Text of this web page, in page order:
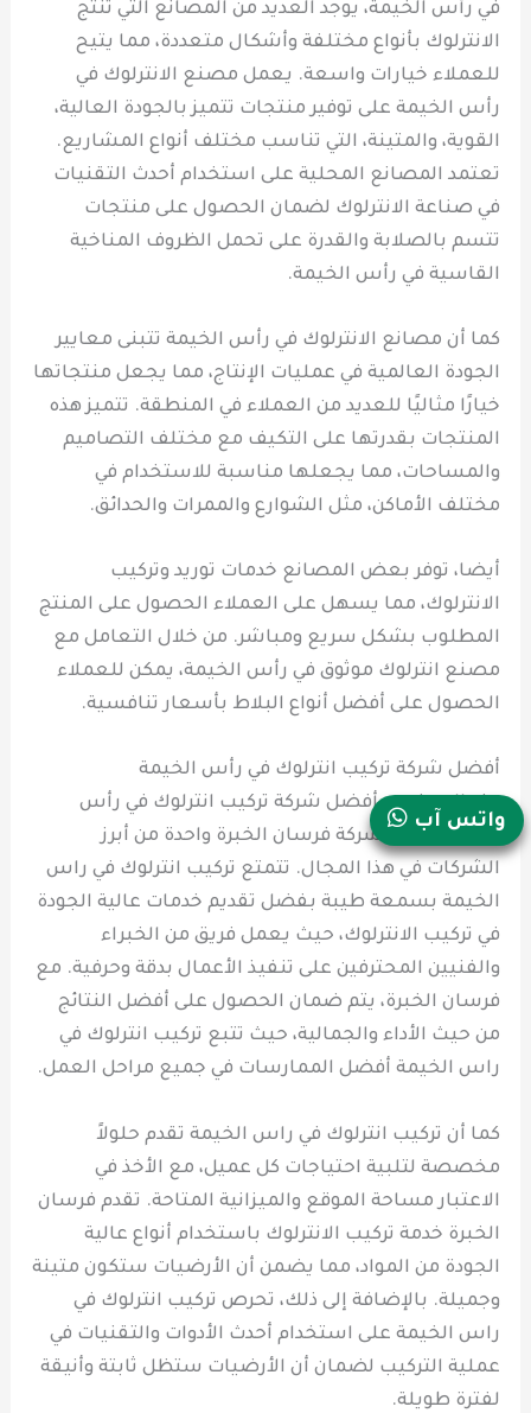
في رأس الخيمة، يوجد العديد من المصانع التي تنتج
الانترلوك بأنواع مختلفة وأشكال متعددة، مما يتيح
للعملاء خيارات واسعة. يعمل مصنع الانترلوك في
رأس الخيمة على توفير منتجات تتميز بالجودة العالية،
القوية، والمتينة، التي تناسب مختلف أنواع المشاريع.
تعتمد المصانع المحلية على استخدام أحدث التقنيات
في صناعة الانترلوك لضمان الحصول على منتجات
تتسم بالصلابة والقدرة على تحمل الظروف المناخية
القاسية في رأس الخيمة.
كما أن مصانع الانترلوك في رأس الخيمة تتبنى معايير
الجودة العالمية في عمليات الإنتاج، مما يجعل منتجاتها
خيارًا مثاليًا للعديد من العملاء في المنطقة. تتميز هذه
المنتجات بقدرتها على التكيف مع مختلف التصاميم
والمساحات، مما يجعلها مناسبة للاستخدام في
مختلف الأماكن، مثل الشوارع والممرات والحدائق.
أيضا، توفر بعض المصانع خدمات توريد وتركيب
الانترلوك، مما يسهل على العملاء الحصول على المنتج
المطلوب بشكل سريع ومباشر. من خلال التعامل مع
مصنع انترلوك موثوق في رأس الخيمة، يمكن للعملاء
الحصول على أفضل أنواع البلاط بأسعار تنافسية.
أفضل شركة تركيب انترلوك في رأس الخيمة
عند البحث عن أفضل شركة تركيب انترلوك في رأس
الخيمة، تعتبر شركة فرسان الخبرة واحدة من أبرز
الشركات في هذا المجال. تتمتع تركيب انترلوك في راس
الخيمة بسمعة طيبة بفضل تقديم خدمات عالية الجودة
في تركيب الانترلوك، حيث يعمل فريق من الخبراء
والفنيين المحترفين على تنفيذ الأعمال بدقة وحرفية. مع
فرسان الخبرة، يتم ضمان الحصول على أفضل النتائج
من حيث الأداء والجمالية، حيث تتبع تركيب انترلوك في
راس الخيمة أفضل الممارسات في جميع مراحل العمل.
كما أن تركيب انترلوك في راس الخيمة تقدم حلولاً
مخصصة لتلبية احتياجات كل عميل، مع الأخذ في
الاعتبار مساحة الموقع والميزانية المتاحة. تقدم فرسان
الخبرة خدمة تركيب الانترلوك باستخدام أنواع عالية
الجودة من المواد، مما يضمن أن الأرضيات ستكون متينة
وجميلة. بالإضافة إلى ذلك، تحرص تركيب انترلوك في
راس الخيمة على استخدام أحدث الأدوات والتقنيات في
عملية التركيب لضمان أن الأرضيات ستظل ثابتة وأنيقة
لفترة طويلة.
واتس آب